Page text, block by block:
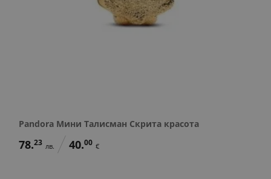
Pandora Мини Талисман Скрита красота
78.23 лв. 40.00 €